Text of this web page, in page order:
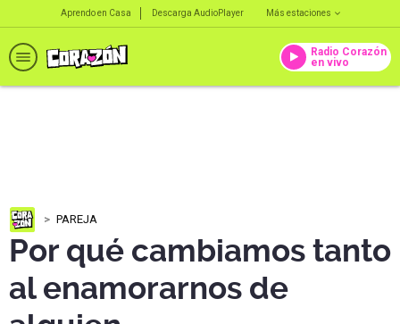
Aprendo en Casa Descarga AudioPlayer Más estaciones
Radio Corazón
en vivo
PAREJA
Por qué cambiamos tanto
al enamorarnos de